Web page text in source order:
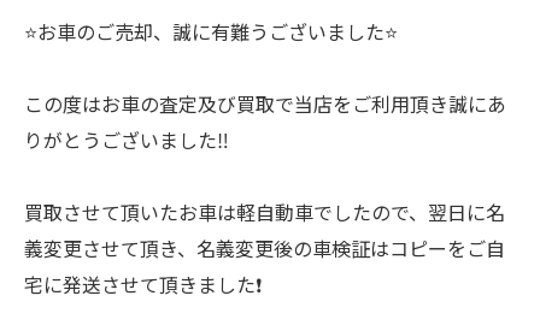
⭐️お車のご売却、誠に有難うございました⭐️
この度はお車の査定及び買取で当店をご利用頂き誠にあ
りがとうございました‼️
買取させて頂いたお車は軽自動車でしたので、翌日に名
義変更させて頂き、名義変更後の車検証はコピーをご自
宅に発送させて頂きました❗️